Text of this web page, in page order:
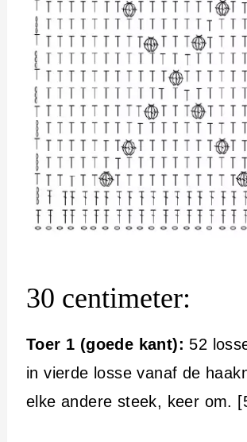
30 centimeter:
Toer 1 (goede kant): 52
in vierde losse vanaf de
elke andere steek, keer om.